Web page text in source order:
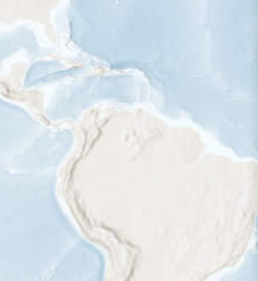
Brecha en los datos de
seguimiento
Viaje de un pájaro rastreado
Abundancia de esta especie
Bajo
Gama de especies por estación
Gama de verano
Rango de invierno